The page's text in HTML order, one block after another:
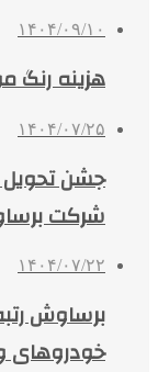
۱۴۰۴/۰۹/۱۰
هزینه رنگ
۱۴۰۴/۰۷/۲۵
جشن تحویل
شرکت
۱۴۰۴/۰۷/۲۲
برساوش
خودروهای